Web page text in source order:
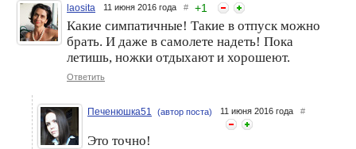
laosita 11 июня 2016 года # +1
Какие симпатичные! Такие в отпуск можно
брать. И даже в самолете надеть! Пока
летишь, ножки отдыхают и хорошеют.
Ответить
Печенюшка51 (автор поста) 11 июня 2016 года #
Это точно!